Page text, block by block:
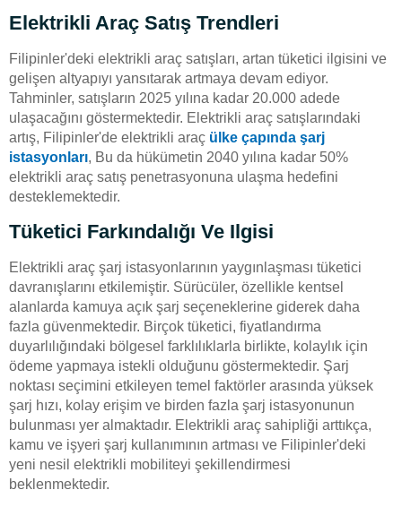
Elektrikli Araç Satış Trendleri
Filipinler'deki elektrikli araç satışları, artan tüketici ilgisini ve
gelişen altyapıyı yansıtarak artmaya devam ediyor.
Tahminler, satışların 2025 yılına kadar 20.000 adede
ulaşacağını göstermektedir. Elektrikli araç satışlarındaki
artış, Filipinler'de elektrikli araç ülke çapında şarj
istasyonları, Bu da hükümetin 2040 yılına kadar 50%
elektrikli araç satış penetrasyonuna ulaşma hedefini
desteklemektedir.
Tüketici Farkındalığı Ve Ilgisi
Elektrikli araç şarj istasyonlarının yaygınlaşması tüketici
davranışlarını etkilemiştir. Sürücüler, özellikle kentsel
alanlarda kamuya açık şarj seçeneklerine giderek daha
fazla güvenmektedir. Birçok tüketici, fiyatlandırma
duyarlılığındaki bölgesel farklılıklarla birlikte, kolaylık için
ödeme yapmaya istekli olduğunu göstermektedir. Şarj
noktası seçimini etkileyen temel faktörler arasında yüksek
şarj hızı, kolay erişim ve birden fazla şarj istasyonunun
bulunması yer almaktadır. Elektrikli araç sahipliği arttıkça,
kamu ve işyeri şarj kullanımının artması ve Filipinler'deki
yeni nesil elektrikli mobiliteyi şekillendirmesi
beklenmektedir.